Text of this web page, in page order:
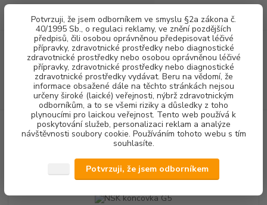
Potvrzuji, že jsem odborníkem ve smyslu §2a zákona č.
40/1995 Sb., o regulaci reklamy, ve znění pozdějších
předpisů, čili osobou oprávněnou předepisovat léčivé
přípravky, zdravotnické prostředky nebo diagnostické
zdravotnické prostředky nebo osobou oprávněnou léčivé
přípravky, zdravotnické prostředky nebo diagnostické
zdravotnické prostředky vydávat. Beru na vědomí, že
informace obsažené dále na těchto stránkách nejsou
určeny široké (laické) veřejnosti, nýbrž zdravotnickým
odborníkům, a to se všemi riziky a důsledky z toho
plynoucími pro laickou veřejnost. Tento web používá k
poskytování služeb, personalizaci reklam a analýze
návštěvnosti soubory cookie. Používáním tohoto webu s tím
souhlasíte.
Potvrzuji, že jsem odborníkem
Menu
CZK
Hledat
(Po-Pá, 8-16 hod.)
za0,00 Kč
DENTALNÍ HYGIENA KONCOVKY OZK NSK koncovka G5
NSK koncovka G5